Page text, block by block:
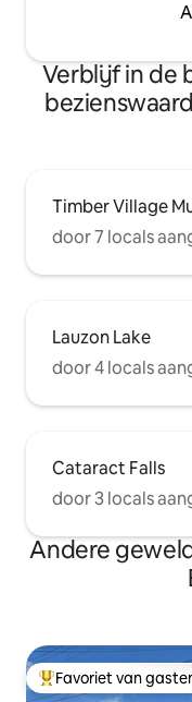
Verblijf in de
Timber Village
door 7 locals
Lauzon Lake
door 4 locals
Cataract Falls
door 3 locals
Andere
Topfavoriet van
Favoriet van